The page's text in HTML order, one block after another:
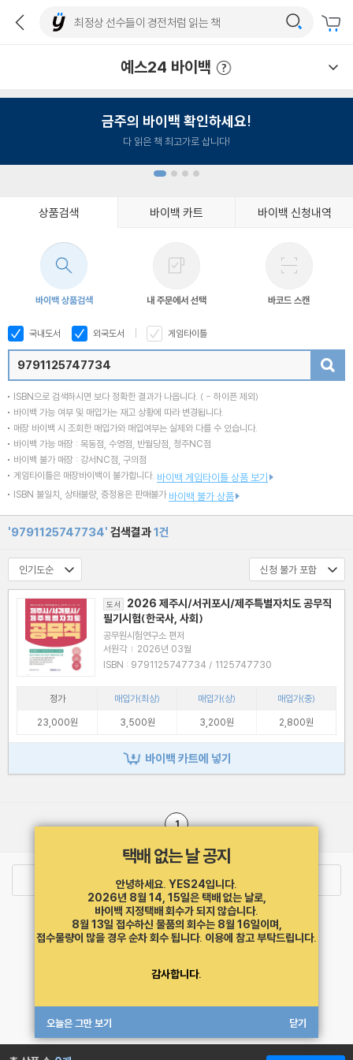
예스24 바이백
금주의 바이백 확인하세요!
다 읽은 책 최고가로 삽니다!
상품검색 바이백 카트 바이백 신청내역
바이백 상품검색 내 주문에서 선택 바코드 스캔
국내도서 외국도서 게임타이틀
ISBN으로 검색하시면 보다 정확한 결과가 나옵니다. ( - 하이픈 제외)
바이백 가능 여부 및 매입가는 재고 상황에 따라 변경됩니다.
매장 바이백 시 조회한 매입가와 매입여부는 실제와 다를 수 있습니다.
바이백 가능 매장 : 목동점, 수영점, 반월당점, 청주NC점
바이백 불가 매장 : 강서NC점, 구의점
게임타이틀은 매장바이백이 불가합니다. 바이백 게임타이틀 상품 보기
ISBN 불일치, 상태불량, 증정용은 판매불가 바이백 불가 상품
'9791125747734' 검색결과1건
도서
2026 제주시/서귀포시/제주특별자치도 공무직
필기시험(한국사, 사회)
공무원시험연구소 편저
서원각 | 2026년 03월
ISBN : 9791125747734 / 1125747730
정가 매입가(최상) 매입가(상)
매입가(중)
23,000원
3,500원 3,200원 2,800원
바이백 카트에 넣기
1
택배 없는 날 공지
안녕하세요. YES24입니다.
2026년 8월 14, 15일은 택배 없는 날로,
바이백 지정택배 회수가 되지 않습니다.
8월 13일 접수하신 물품의 회수는 8월 16일이며,
접수물량이 많을 경우 순차 회수 됩니다. 이용에 참고 부탁드립니다.
감사합니다.
오늘은 그만 보기 닫기
최근 본 상품
고객센터 1544-3800 티켓 1544-6399
중고샵 1566-4295
eBook 1:1문의/채팅상담
개인정보처리방침
도서홍보
광고
MATOM8